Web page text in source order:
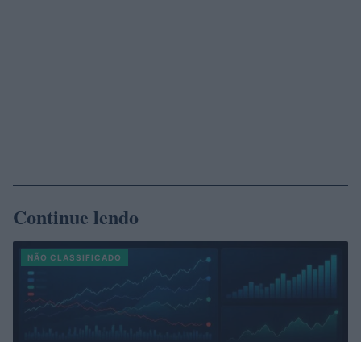
Continue lendo
NÃO CLASSIFICADO